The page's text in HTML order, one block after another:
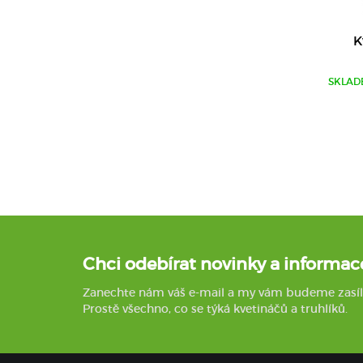
Chci odebírat novinky a
Zanechte nám váš e-mail a my vám budeme
Prostě všechno, co se týká kvetináčů a truhlíků.